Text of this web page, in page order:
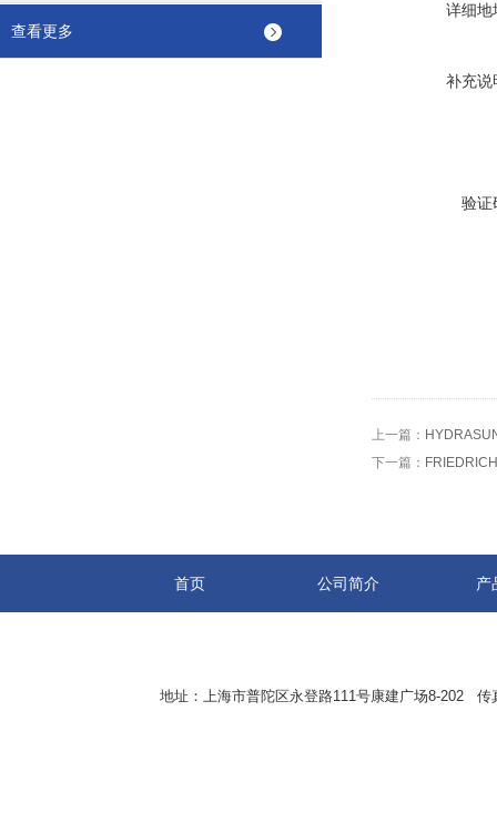
查看更多
详细地
补充说
验证
上一篇：
下一篇：
首页 公司简介 产
地址：上海市普陀区永登路111号康建广场8-202